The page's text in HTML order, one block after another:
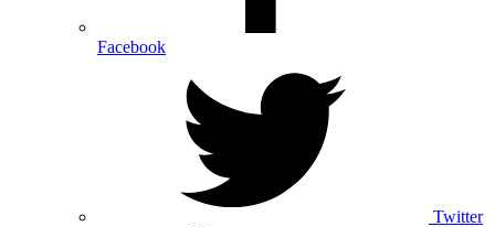
Facebook
Twitter